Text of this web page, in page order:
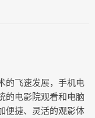
的飞速发展，手机电
的电影院观看和电脑
便捷、灵活的观影体